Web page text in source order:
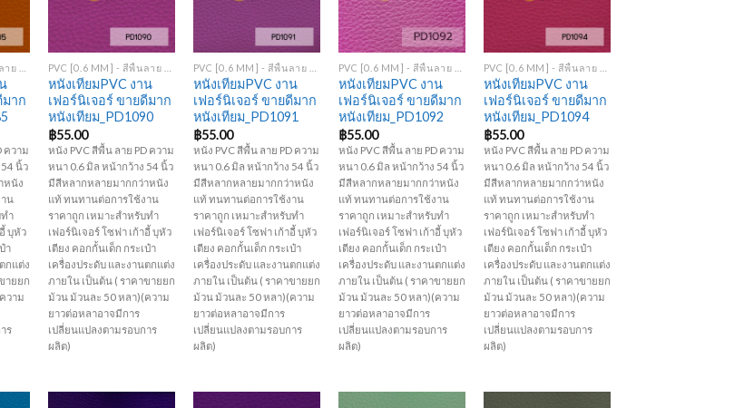
มาก
ความ
นิ้ว
หนัง
น
ำ
บุหัว
า
กแต่ง
ายยก
วาม
ร
Add to
หนังเทียมPVC งาน
เฟอร์นิเจอร์ ขายดีมาก
หนังเทียม_PD1090
฿55.00
หนัง PVC สีพื้น ลาย PD ความ
หนา 0.6 มิล หน้ากว้าง 54 นิ้ว
มีสีหลากหลายมากกว่าหนัง
แท้ ทนทานต่อการใช้งาน
ราคาถูก เหมาะสำหรับทำ
เฟอร์นิเจอร์ โซฟา เก้าอี้ บุหัว
เตียง คอกกั้นเด็ก กระเป๋า
เครื่องประดับ และงานตกแต่ง
ภายใน เป็นต้น ( ราคาขายยก
ม้วน ม้วนละ 50 หลา)(ความ
ยาวต่อหลาอาจมีการ
เปลี่ยนแปลงตามรอบการ
ผลิต)
หนังเทียมPVC งาน
เฟอร์นิเจอร์ ขายดีมาก
หนังเทียม_PD1091
฿55.00
หนัง PVC สีพื้น ลาย PD ความ
หนา 0.6 มิล หน้ากว้าง 54 นิ้ว
มีสีหลากหลายมากกว่าหนัง
แท้ ทนทานต่อการใช้งาน
ราคาถูก เหมาะสำหรับทำ
เฟอร์นิเจอร์ โซฟา เก้าอี้ บุหัว
เตียง คอกกั้นเด็ก กระเป๋า
เครื่องประดับ และงานตกแต่ง
ภายใน เป็นต้น ( ราคาขายยก
ม้วน ม้วนละ 50 หลา)(ความ
ยาวต่อหลาอาจมีการ
เปลี่ยนแปลงตามรอบการ
ผลิต)
Add to
Wishlist
+
หนังเทียมPVC งาน
เฟอร์นิเจอร์ ขายดีมาก
หนังเทียม_PD1092
฿55.00
หนัง PVC สีพื้น ลาย PD ความ
หนา 0.6 มิล หน้ากว้าง 54 นิ้ว
มีสีหลากหลายมากกว่าหนัง
แท้ ทนทานต่อการใช้งาน
ราคาถูก เหมาะสำหรับทำ
เฟอร์นิเจอร์ โซฟา เก้าอี้ บุหัว
เตียง คอกกั้นเด็ก กระเป๋า
เครื่องประดับ และงานตกแต่ง
ภายใน เป็นต้น ( ราคาขายยก
ม้วน ม้วนละ 50 หลา)(ความ
ยาวต่อหลาอาจมีการ
เปลี่ยนแปลงตามรอบการ
ผลิต)
หนังเทียมPVC งาน
เฟอร์นิเจอร์ ขายดีมาก
หนังเทียม_PD1094
฿55.00
หนัง PVC สีพื้น ลาย PD ความ
หนา 0.6 มิล หน้ากว้าง 54 นิ้ว
มีสีหลากหลายมากกว่าหนัง
แท้ ทนทานต่อการใช้งาน
ราคาถูก เหมาะสำหรับทำ
เฟอร์นิเจอร์ โซฟา เก้าอี้ บุหัว
เตียง คอกกั้นเด็ก กระเป๋า
เครื่องประดับ และงานตกแต่ง
ภายใน เป็นต้น ( ราคาขายยก
ม้วน ม้วนละ 50 หลา)(ความ
ยาวต่อหลาอาจมีการ
เปลี่ยนแปลงตามรอบการ
ผลิต)